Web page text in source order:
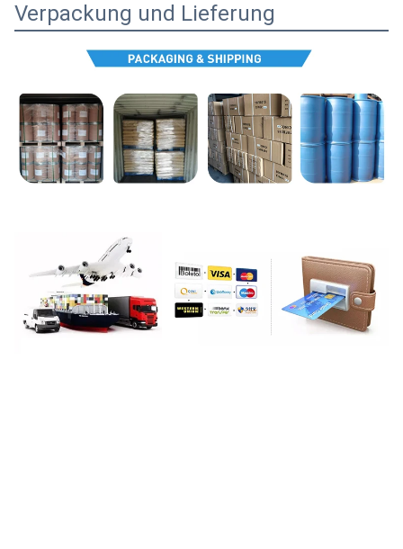
Verpackung und Lieferung